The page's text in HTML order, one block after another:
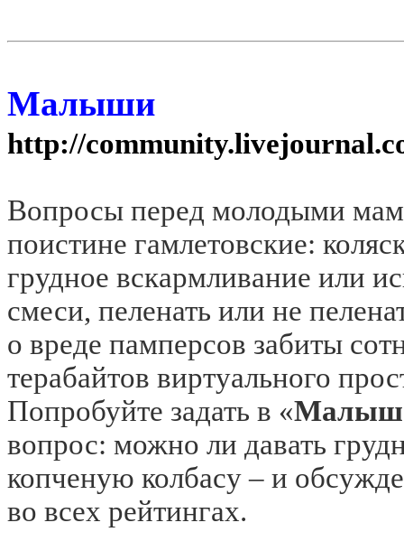
Малыши
http://
Вопросы перед молодыми
поистине гамлетовские:
грудное вскармливание или
смеси, пеленать или не
о вреде памперсов забиты
терабайтов виртуального
Попробуйте задать в «
вопрос: можно ли давать
копченую колбасу – и
во всех рейтингах.